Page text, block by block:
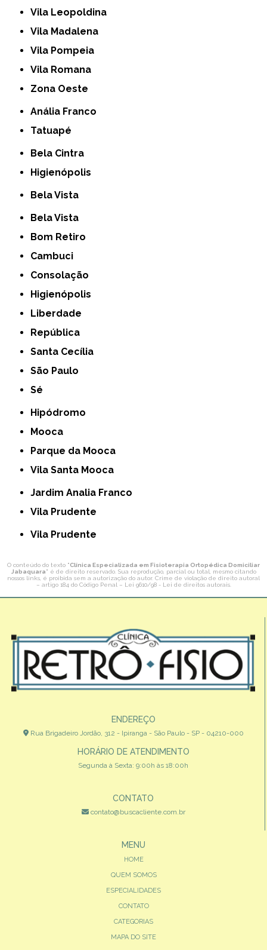
Vila Leopoldina
Vila Madalena
Vila Pompeia
Vila Romana
Zona Oeste
Anália Franco
Tatuapé
Bela Cintra
Higienópolis
Bela Vista
Bela Vista
Bom Retiro
Cambuci
Consolação
Higienópolis
Liberdade
República
Santa Cecília
São Paulo
Sé
Hipódromo
Mooca
Parque da Mooca
Vila Santa Mooca
Jardim Analia Franco
Vila Prudente
Vila Prudente
O conteúdo do texto "Clínica Especializada em Fisioterapia Ortopédica Domiciliar
Jabaquara" é de direito reservado. Sua reprodução, parcial ou total, mesmo citando
nossos links, é proibida sem a autorização do autor. Crime de violação de direito autoral
– artigo 184 do Código Penal – Lei 9610/98 - Lei de direitos autorais.
ENDEREÇO
Rua Brigadeiro Jordão, 312 - Ipiranga - São Paulo - SP - 04210-000
HORÁRIO DE ATENDIMENTO
Segunda à Sexta: 9:00h às 18:00h
CONTATO
contato@buscacliente.com.br
MENU
HOME
QUEM SOMOS
ESPECIALIDADES
CONTATO
CATEGORIAS
MAPA DO SITE